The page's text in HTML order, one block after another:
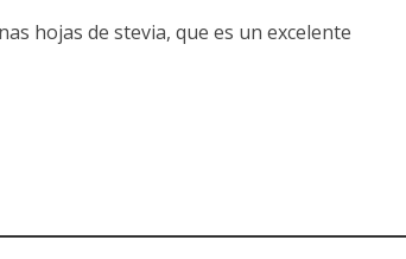
hojas de stevia, que es un excelente